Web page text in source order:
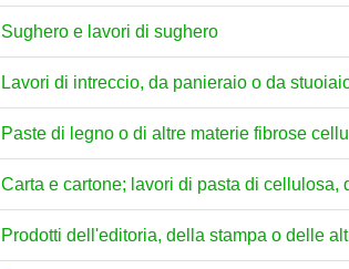
Sughero e lavori di sughero
Lavori di intreccio, da panieraio o da
Paste di legno o di altre materie fibrose
Carta e cartone; lavori di pasta di cellulosa,
Prodotti dell'editoria, della stampa o delle